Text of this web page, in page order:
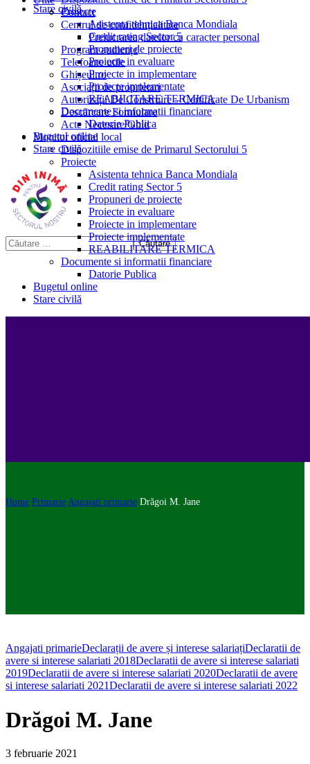
Stare civilă
Proiecte
Asistenta tehnica Banca Mondiala
Credit rating Sector 5
Propuneri de proiecte
Proiecte in evaluare
Proiecte in implementare
Proiecte implementate
REABILITARE TERMICA
Documente si informatii financiare
Datorie Publica
Bugetul online
Stare civilă
Contact
Centrul de confidențialitate
Prelucrarea datelor cu caracter personal
Program audiențe
Telefoane utile
Ghișeul.ro
Asociații de proprietari
Autorizații De Construire – Certificate De Urbanism
Descărcare Formulare
Acte Necesare/Ghid
Monitor oficial local
Dispozitiile emise de Primarul Sectorului 5
Proiecte
Asistenta tehnica Banca Mondiala
Credit rating Sector 5
Propuneri de proiecte
Proiecte in evaluare
Proiecte in implementare
Proiecte implementate
REABILITARE TERMICA
Documente si informatii financiare
Datorie Publica
Bugetul online
Stare civilă
Home Primarie Angajati primarie Drăgoi M. Jane
Angajati primarieDeclarații de avere și interese salariațiDeclaratii de
avere si interese salariati 2018Declaratii de avere si interese salariati
2019Declaratii de avere si interese salariati 2020Declaratii de avere
si interese salariati 2021Declaratii de avere si interese salariati 2022
Drăgoi M. Jane
3 februarie 2021